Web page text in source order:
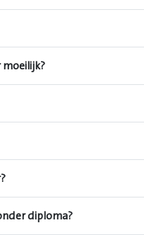
moeilijk?
diploma?